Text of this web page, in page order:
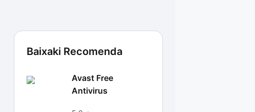
Baixaki Recomenda
Avast Free
Antivirus